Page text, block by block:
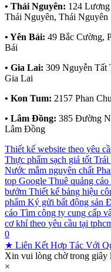
• Thái Nguyên: 124
Thái Nguyên, Thái Nguyên
• Yên Bái: 49 Bắc Cường,
Bái
• Gia Lai: 309 Nguyễn Tất
Gia Lai
• Kon Tum: 2157 Phan
• Lâm Đồng: 385 Đường
Lâm Đồng
Thiết kế website theo yêu
Thực phẩm sạch giá tốt Trái
Nước mắm nguyên chất
top Google Thuê quảng
bướm Thiết kế bảng hiệu
phẩm Ký gửi bất động sản
cáo Tìm công ty cung cấp
cơ khí theo yêu cầu tại
0
★ Liên Kết Hợp Tác Với
Xin vui lòng chờ trong giây
×